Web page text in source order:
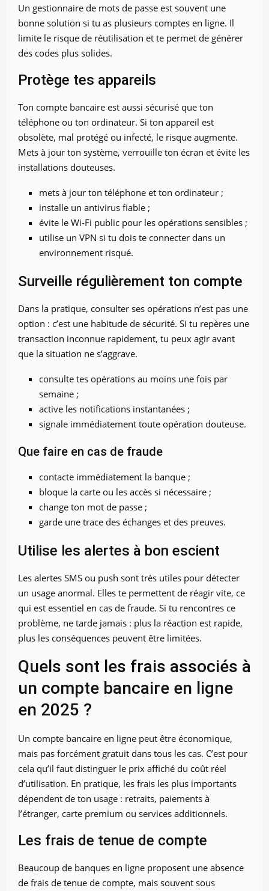
Un gestionnaire de mots de passe est souvent une
bonne solution si tu as plusieurs comptes en ligne. Il
limite le risque de réutilisation et te permet de générer
des codes plus solides.
Protège tes appareils
Ton compte bancaire est aussi sécurisé que ton
téléphone ou ton ordinateur. Si ton appareil est
obsolète, mal protégé ou infecté, le risque augmente.
Mets à jour ton système, verrouille ton écran et évite les
installations douteuses.
mets à jour ton téléphone et ton ordinateur ;
installe un antivirus fiable ;
évite le Wi-Fi public pour les opérations sensibles ;
utilise un VPN si tu dois te connecter dans un
environnement risqué.
Surveille régulièrement ton compte
Dans la pratique, consulter ses opérations n’est pas une
option : c’est une habitude de sécurité. Si tu repères une
transaction inconnue rapidement, tu peux agir avant
que la situation ne s’aggrave.
consulte tes opérations au moins une fois par
semaine ;
active les notifications instantanées ;
signale immédiatement toute opération douteuse.
Que faire en cas de fraude
contacte immédiatement la banque ;
bloque la carte ou les accès si nécessaire ;
change ton mot de passe ;
garde une trace des échanges et des preuves.
Utilise les alertes à bon escient
Les alertes SMS ou push sont très utiles pour détecter
un usage anormal. Elles te permettent de réagir vite, ce
qui est essentiel en cas de fraude. Si tu rencontres ce
problème, ne tarde jamais : plus la réaction est rapide,
plus les conséquences peuvent être limitées.
Quels sont les frais associés à
un compte bancaire en ligne
en 2025 ?
Un compte bancaire en ligne peut être économique,
mais pas forcément gratuit dans tous les cas. C’est pour
cela qu’il faut distinguer le prix affiché du coût réel
d’utilisation. En pratique, les frais les plus importants
dépendent de ton usage : retraits, paiements à
l’étranger, carte premium ou services additionnels.
Les frais de tenue de compte
Beaucoup de banques en ligne proposent une absence
de frais de tenue de compte, mais souvent sous